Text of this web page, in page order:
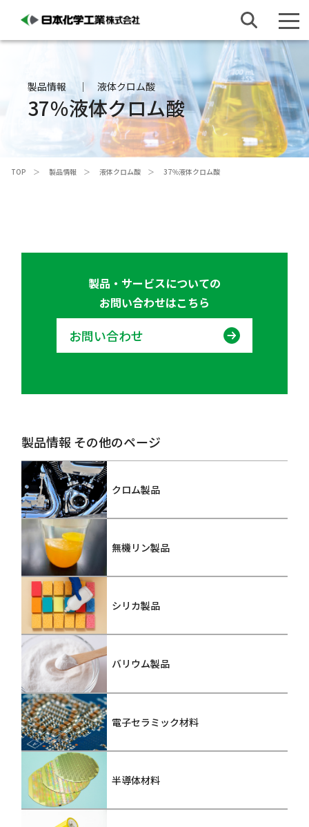
製品情報 液体クロム酸
37％液体クロム酸
TOP 製品情報 液体クロム酸 37％液体クロム酸
製品・サービスについての
お問い合わせはこちら
お問い合わせ
製品情報 その他のページ
クロム製品
無機リン製品
シリカ製品
バリウム製品
電子セラミック材料
半導体材料